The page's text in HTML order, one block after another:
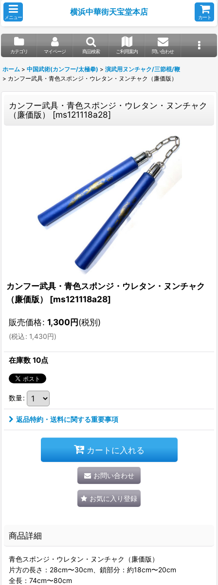
メニュー
横浜中華街天宝堂本店
カート
カテゴリ マイページ 商品検索 ご利用案内 問い合わせ
ホーム > 中国武術(カンフー/太極拳) > 演武用ヌンチャク/三節棍/鞭
> カンフー武具・青色スポンジ・ウレタン・ヌンチャク（廉価版）
カンフー武具・青色スポンジ・ウレタン・ヌンチャク
（廉価版）
[ms121118a28]
カンフー武具・青色スポンジ・ウレタン・ヌンチャク
（廉価版）
[ms121118a28]
販売価格: 1,300円(税別)
(税込: 1,430円)
在庫数 10点
数量:
返品特約・送料に関する重要事項
カートに入れる
お問い合わせ
お気に入り登録
商品詳細
青色スポンジ・ウレタン・ヌンチャク（廉価版）
片方の長さ：28cm〜30cm、鎖部分：約18cm〜20cm
全長：74cm〜80cm